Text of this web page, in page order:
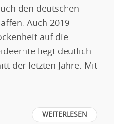
den deutschen
Auch 2019
auf die
liegt deutlich
der letzten Jahre. Mit
WEITERLESEN